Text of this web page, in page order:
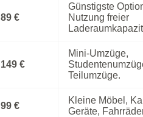
89 €
Günstigste
Nutzung freier
149 €
Mini‑Umzüge,
Teilumzüge.
99 €
Kleine Möbel,
Geräte,